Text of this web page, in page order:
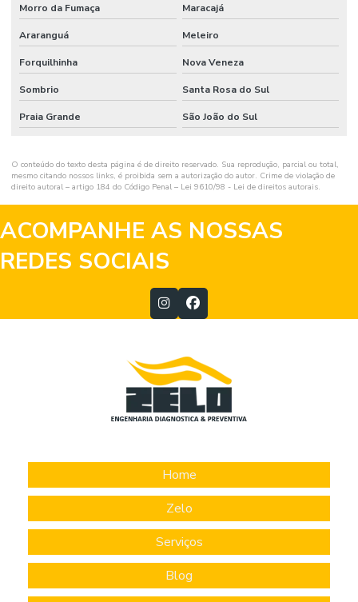
Morro da Fumaça Maracajá
Araranguá Meleiro
Forquilhinha Nova Veneza
Sombrio Santa Rosa do Sul
Praia Grande São João do Sul
O conteúdo do texto desta página é de direito reservado. Sua reprodução, parcial ou total,
mesmo citando nossos links, é proibida sem a autorização do autor. Crime de violação de
direito autoral – artigo 184 do Código Penal – Lei 9610/98 - Lei de direitos autorais.
ACOMPANHE AS NOSSAS
REDES SOCIAIS
Home
Zelo
Serviços
Blog